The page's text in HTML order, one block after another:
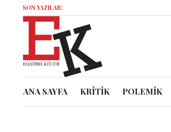
SON YAZILAR:
ANA SAYFA KRİTİK POLEMİK